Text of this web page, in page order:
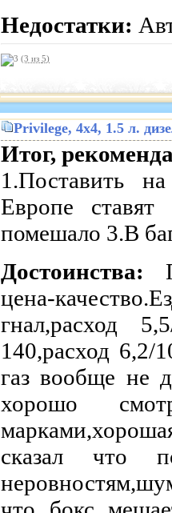
Недостатки:
(3 из 5)
Privilege, 4x4, 1.5 л.
Итог,
1.Поставить
Европе
помешало 3.В
Достоинства:
цена-
гнал,расход
140,расход 6,2/
газ вообще не
хорошо
сказал что